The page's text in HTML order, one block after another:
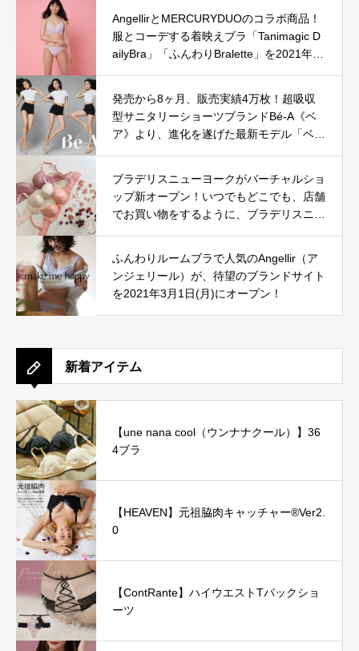
AngellirとMERCURYDUOのコラボ商品！
服とコーデする着映えブラ「Tanimagic D
ailyBra」「ふんわりBralette」を2021年6
発売から8ヶ月、販売実績4万枚！超吸収
型サニタリーショーツブランドBé-A《ベ
ア》より、進化を遂げた最新モデル「ベア
ブラデリスニューヨークがバーチャルショ
ップ新オープン！いつでもどこでも、店舗
でお買い物をするように、ブラデリスニュ
ふんわりルームブラで人気のAngellir（ア
ンジェリール）が、待望のブランドサイト
を2021年3月1日(月)にオープン！
新着アイテム
【une nana cool（ウンナナクール）】36
4ブラ
【HEAVEN】元祖脇肉キャッチャー®Ver2.
0
【ContRante】ハイウエストTバックショ
ーツ